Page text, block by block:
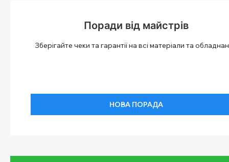
Поради від майстрів
Зберігайте чеки та гарантії на всі матеріали та
НОВА ПОРАДА